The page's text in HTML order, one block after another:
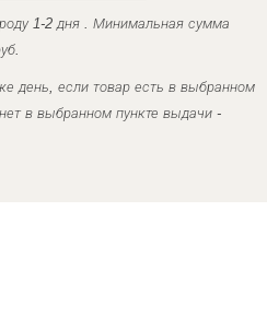
1-2 дня . Минимальная сумма
день, если товар есть в выбранном
в выбранном пункте выдачи -